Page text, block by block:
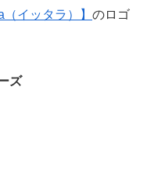
（イッタラ）】 のロゴ
ズ